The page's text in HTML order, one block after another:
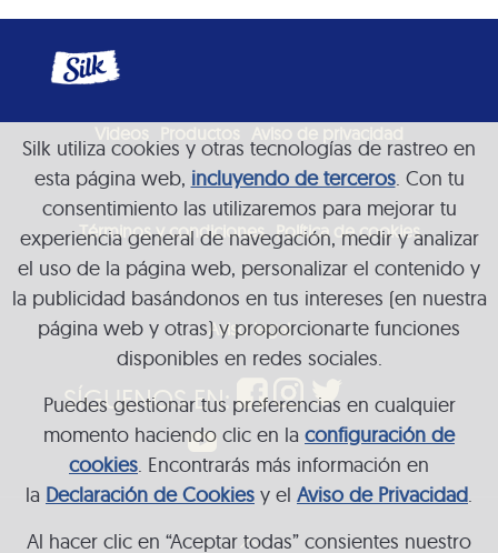
Videos Productos Aviso de privacidad
Términos y condiciones Política de cookies
Aviso legal
SÍGUENOS EN:
Silk utiliza cookies y otras tecnologías de rastreo en
esta página web, incluyendo de terceros. Con tu
consentimiento las utilizaremos para mejorar tu
experiencia general de navegación, medir y analizar
el uso de la página web, personalizar el contenido y
la publicidad basándonos en tus intereses (en nuestra
página web y otras) y proporcionarte funciones
disponibles en redes sociales.
Puedes gestionar tus preferencias en cualquier
momento haciendo clic en la configuración de
cookies. Encontrarás más información en
la Declaración de Cookies y el Aviso de Privacidad.
Al hacer clic en “Aceptar todas” consientes nuestro